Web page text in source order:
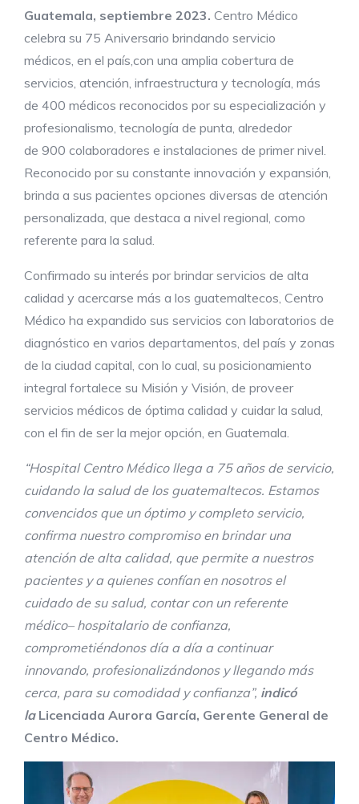
Guatemala, septiembre 2023. Centro Médico
celebra su 75 Aniversario brindando servicio
médicos, en el país,con una amplia cobertura de
servicios, atención, infraestructura y tecnología, más
de 400 médicos reconocidos por su especialización y
profesionalismo, tecnología de punta, alrededor
de 900 colaboradores e instalaciones de primer nivel.
Reconocido por su constante innovación y expansión,
brinda a sus pacientes opciones diversas de atención
personalizada, que destaca a nivel regional, como
referente para la salud.
Confirmado su interés por brindar servicios de alta
calidad y acercarse más a los guatemaltecos, Centro
Médico ha expandido sus servicios con laboratorios de
diagnóstico en varios departamentos, del país y zonas
de la ciudad capital, con lo cual, su posicionamiento
integral fortalece su Misión y Visión, de proveer
servicios médicos de óptima calidad y cuidar la salud,
con el fin de ser la mejor opción, en Guatemala.
“Hospital Centro Médico llega a 75 años de servicio,
cuidando la salud de los guatemaltecos. Estamos
convencidos que unóptimo y completo servicio,
confirma nuestro compromiso en brindar una
atenciónde alta calidad, que permitea nuestros
pacientes y a quienes confían en nosotros el
cuidado de su salud, contar con un referente
médico–hospitalario de confianza,
comprometiéndonos día a día a continuar
innovando, profesionalizándonos y llegando más
cerca, para su comodidad y confianza”, indicó
laLicenciada Aurora García, Gerente General de
Centro Médico.